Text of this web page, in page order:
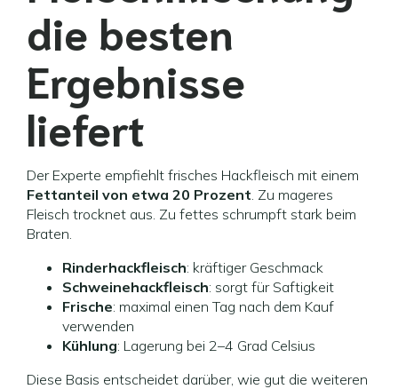
die besten
Ergebnisse
liefert
Der Experte empfiehlt frisches Hackfleisch mit einem
Fettanteil von etwa 20 Prozent. Zu mageres
Fleisch trocknet aus. Zu fettes schrumpft stark beim
Braten.
Rinderhackfleisch: kräftiger Geschmack
Schweinehackfleisch: sorgt für Saftigkeit
Frische: maximal einen Tag nach dem Kauf
verwenden
Kühlung: Lagerung bei 2–4 Grad Celsius
Diese Basis entscheidet darüber, wie gut die weiteren